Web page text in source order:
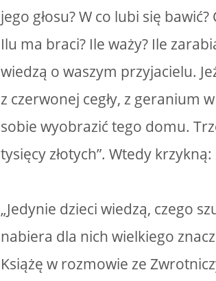
jego głosu? W co lubi się
Ilu ma braci? Ile waży? Ile
wiedzą o waszym przyjacielu.
z czerwonej cegły, z geranium
sobie wyobrazić tego domu.
tysięcy złotych”. Wtedy
„Jedynie dzieci wiedzą, czego
nabiera dla nich wielkiego
Książę w rozmowie ze